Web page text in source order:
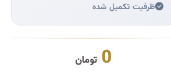
ظرفیت تکمیل شده
0 تومان